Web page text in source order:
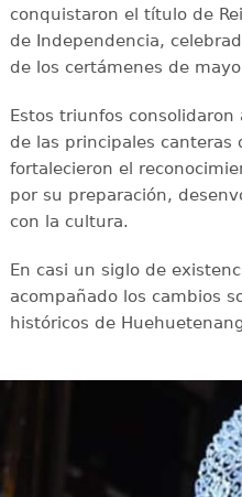
conquistaron el título de
de Independencia,
de los certámenes de
Estos triunfos
de las principales canteras
fortalecieron el
por su preparación,
con la cultura.
En casi un siglo de
acompañado los cambios
históricos de